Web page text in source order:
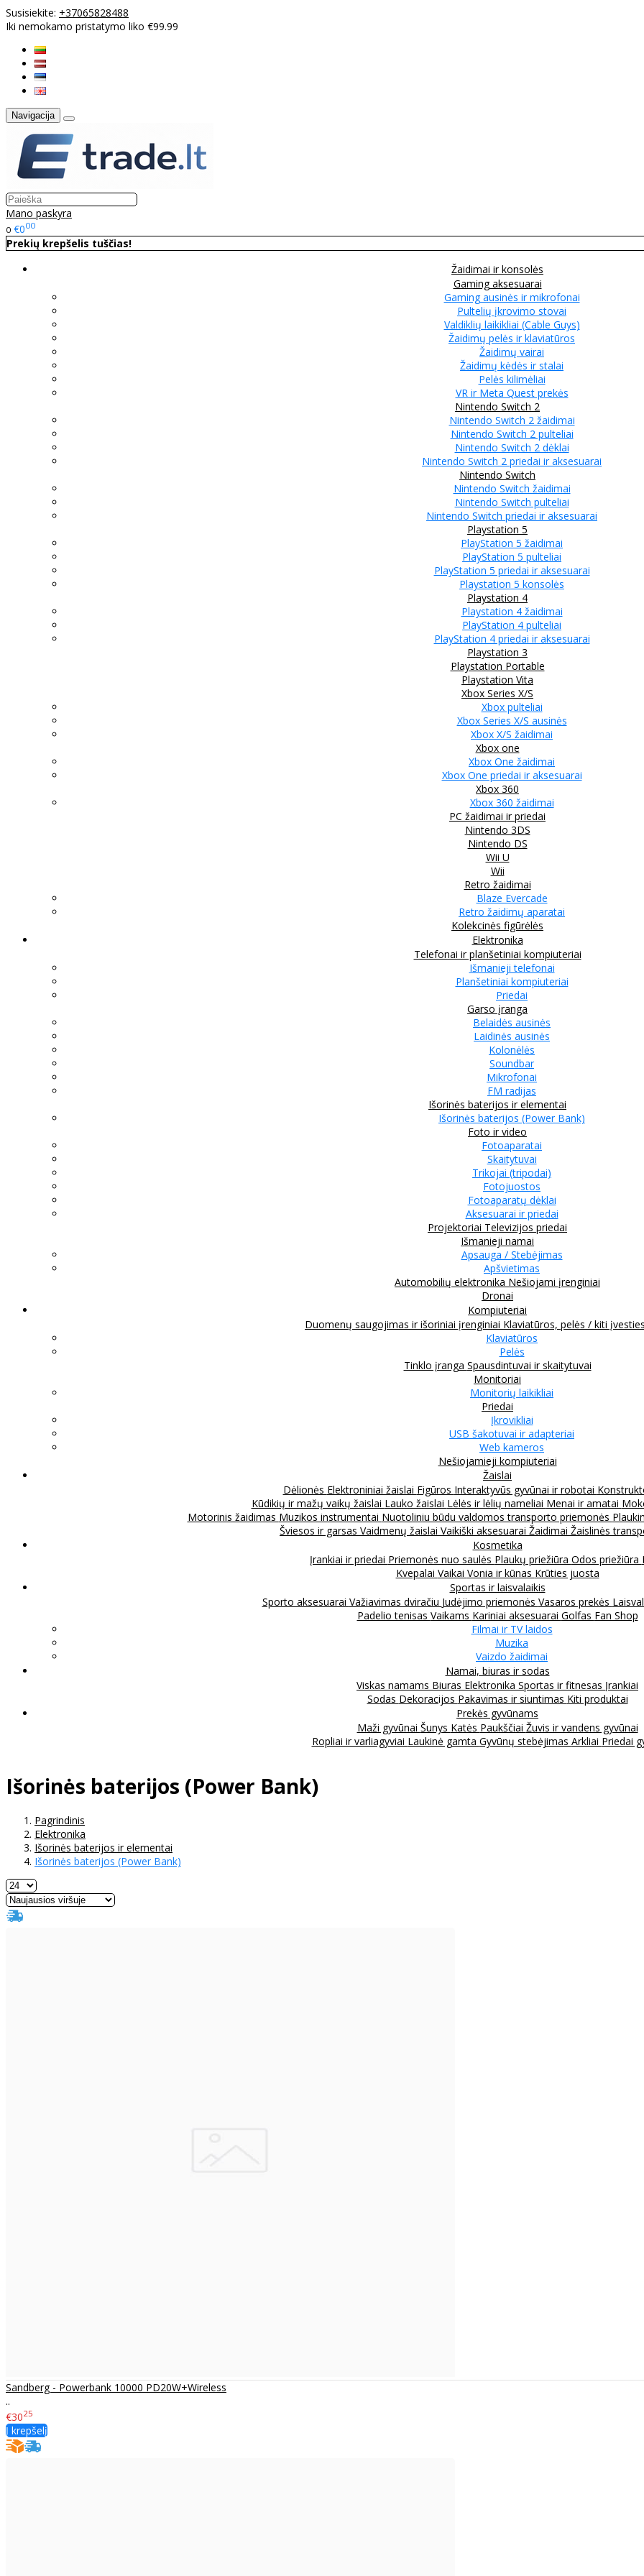
Susisiekite: +37065828488
Iki nemokamo pristatymo liko €99.99
Navigacija
Mano paskyra
0 €000
Prekių krepšelis tuščias!
Žaidimai ir konsolės
Gaming aksesuarai
Gaming ausinės ir mikrofonai
Pultelių įkrovimo stovai
Valdiklių laikikliai (Cable Guys)
Žaidimų pelės ir klaviatūros
Žaidimų vairai
Žaidimų kėdės ir stalai
Pelės kilimėliai
VR ir Meta Quest prekės
Nintendo Switch 2
Nintendo Switch 2 žaidimai
Nintendo Switch 2 pulteliai
Nintendo Switch 2 dėklai
Nintendo Switch 2 priedai ir aksesuarai
Nintendo Switch
Nintendo Switch žaidimai
Nintendo Switch pulteliai
Nintendo Switch priedai ir aksesuarai
Playstation 5
PlayStation 5 žaidimai
PlayStation 5 pulteliai
PlayStation 5 priedai ir aksesuarai
Playstation 5 konsolės
Playstation 4
Playstation 4 žaidimai
PlayStation 4 pulteliai
PlayStation 4 priedai ir aksesuarai
Playstation 3
Playstation Portable
Playstation Vita
Xbox Series X/S
Xbox pulteliai
Xbox Series X/S ausinės
Xbox X/S žaidimai
Xbox one
Xbox One žaidimai
Xbox One priedai ir aksesuarai
Xbox 360
Xbox 360 žaidimai
PC žaidimai ir priedai
Nintendo 3DS
Nintendo DS
Wii U
Wii
Retro žaidimai
Blaze Evercade
Retro žaidimų aparatai
Kolekcinės figūrėlės
Elektronika
Telefonai ir planšetiniai kompiuteriai
Išmanieji telefonai
Planšetiniai kompiuteriai
Priedai
Garso įranga
Belaidės ausinės
Laidinės ausinės
Kolonėlės
Soundbar
Mikrofonai
FM radijas
Išorinės baterijos ir elementai
Išorinės baterijos (Power Bank)
Foto ir video
Fotoaparatai
Skaitytuvai
Trikojai (tripodai)
Fotojuostos
Fotoaparatų dėklai
Aksesuarai ir priedai
Projektoriai Televizijos priedai
Išmanieji namai
Apsauga / Stebėjimas
Apšvietimas
Automobilių elektronika Nešiojami įrenginiai
Dronai
Kompiuteriai
Duomenų saugojimas ir išoriniai įrenginiai Klaviatūros, pelės / kiti
Klaviatūros
Pelės
Tinklo įranga Spausdintuvai ir skaitytuvai
Monitoriai
Monitorių laikikliai
Priedai
Įkrovikliai
USB šakotuvai ir adapteriai
Web kameros
Nešiojamieji kompiuteriai
Žaislai
Dėlionės Elektroniniai žaislai Figūros Interaktyvūs gyvūnai ir robotai
Kūdikių ir mažų vaikų žaislai Lauko žaislai Lėlės ir lėlių nameliai Menai ir amatai
Motorinis žaidimas Muzikos instrumentai Nuotoliniu būdu valdomos transporto priemonės
Šviesos ir garsas Vaidmenų žaislai Vaikiški aksesuarai Žaidimai Žaislinės
Kosmetika
Įrankiai ir priedai Priemonės nuo saulės Plaukų priežiūra Odos priežiūra
Kvepalai Vaikai Vonia ir kūnas Krūties juosta
Sportas ir laisvalaikis
Sporto aksesuarai Važiavimas dviračiu Judėjimo priemonės Vasaros prekės
Padelio tenisas Vaikams Kariniai aksesuarai Golfas Fan Shop
Filmai ir TV laidos
Muzika
Vaizdo žaidimai
Namai, biuras ir sodas
Viskas namams Biuras Elektronika Sportas ir fitnesas Įrankiai
Sodas Dekoracijos Pakavimas ir siuntimas Kiti produktai
Prekės gyvūnams
Maži gyvūnai Šunys Katės Paukščiai Žuvis ir vandens gyvūnai
Ropliai ir varliagyviai Laukinė gamta Gyvūnų stebėjimas Arkliai Priedai
Išorinės baterijos (Power Bank)
Pagrindinis
Elektronika
Išorinės baterijos ir elementai
Išorinės baterijos (Power Bank)
Sandberg - Powerbank 10000 PD20W+Wireless
..
€3025
Į krepšelį